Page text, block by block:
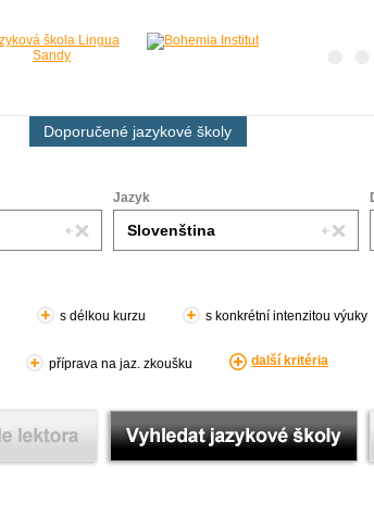
Doporučené jazykové školy
Jazyk
s délkou kurzu s konkrétní intenzitou výuky
příprava na jaz. zkoušku další kritéria